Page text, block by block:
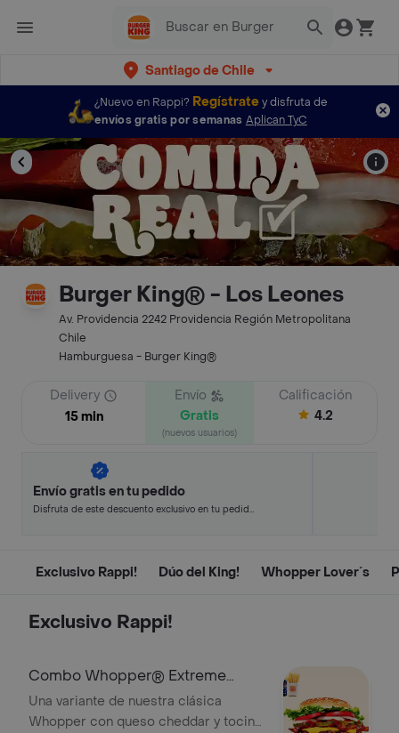
Santiago de Chile
¿Nuevo en Rappi? Regístratey disfruta de
envíos gratis por semanas Aplican TyC
Burger King® - Los Leones
Av. Providencia 2242 Providencia Región Metropolitana
Chile
Hamburguesa - Burger King®
Delivery
15 min
Envío
Gratis
(nuevos usuarios)
Calificación
4.2
Envío gratis en tu pedido
Disfruta de este descuento exclusivo en tu pedido
Exclusivo Rappi! Dúo del King! Whopper Lover´s
Exclusivo Rappi!
Combo Whopper® Extreme
Rappi!
Una variante de nuestra clásica
Whopper con queso cheddar y tocino